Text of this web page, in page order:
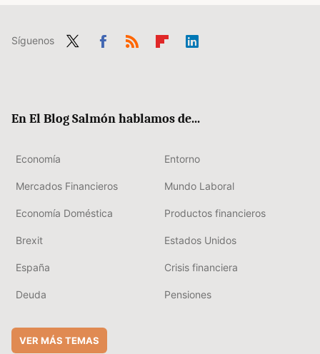
Síguenos
En El Blog Salmón hablamos de...
Economía Entorno
Mercados Financieros Mundo Laboral
Economía Doméstica Productos financieros
Brexit Estados Unidos
España Crisis financiera
Deuda Pensiones
VER MÁS TEMAS